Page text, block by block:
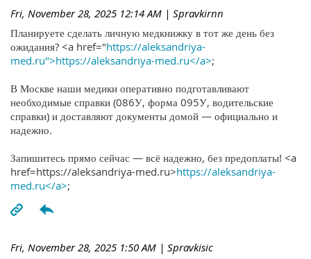
Fri, November 28, 2025 12:14 AM | Spravkirnn
Планируете сделать личную медкнижку в тот же день без
ожидания? <a href="https://aleksandriya-
med.ru">https://aleksandriya-med.ru</a>;
В Москве наши медики оперативно подготавливают
необходимые справки (086У, форма 095У, водительские
справки) и доставляют документы домой — официально и
надежно.
Запишитесь прямо сейчас — всё надежно, без предоплаты! <a
href=https://aleksandriya-med.ru>https://aleksandriya-
med.ru</a>;
Fri, November 28, 2025 1:50 AM | Spravkisic